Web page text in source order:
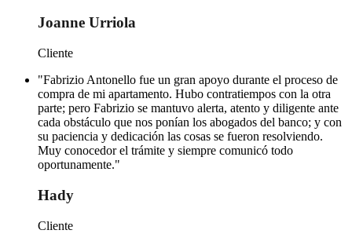
Joanne Urriola
Cliente
"Fabrizio Antonello fue un gran apoyo durante el proceso de
compra de mi apartamento. Hubo contratiempos con la otra
parte; pero Fabrizio se mantuvo alerta, atento y diligente ante
cada obstáculo que nos ponían los abogados del banco; y con
su paciencia y dedicación las cosas se fueron resolviendo.
Muy conocedor el trámite y siempre comunicó todo
oportunamente."
Hady
Cliente